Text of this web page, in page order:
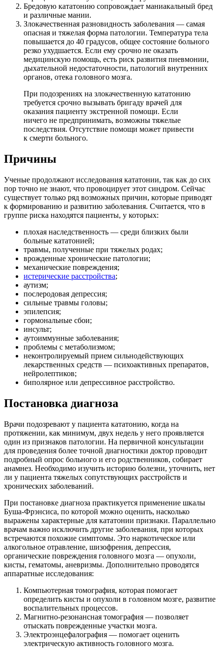
Бредовую кататонию сопровождает маниакальный бред
и различные мании.
Злокачественная разновидность заболевания — самая
опасная и тяжелая форма патологии. Температура тела
повышается до 40 градусов, общее состояние больного
резко ухудшается. Если ему срочно не оказать
медицинскую помощь, есть риск развития пневмонии,
дыхательной недостаточности, патологий внутренних
органов, отека головного мозга.
При подозрениях на злокачественную кататонию
требуется срочно вызывать бригаду врачей для
оказания пациенту экстренной помощи. Если
ничего не предпринимать, возможны тяжелые
последствия. Отсутствие помощи может привести
к смерти больного.
Причины
Ученые продолжают исследования кататонии, так как до сих
пор точно не знают, что провоцирует этот синдром. Сейчас
существует только ряд возможных причин, которые приводят
к формированию и развитию заболевания. Считается, что в
группе риска находятся пациенты, у которых:
плохая наследственность — среди близких были
больные кататонией;
травмы, полученные при тяжелых родах;
врожденные хронические патологии;
механические повреждения;
истерические расстройства;
аутизм;
послеродовая депрессия;
сильные травмы головы;
эпилепсия;
гормональные сбои;
инсульт;
аутоиммунные заболевания;
проблемы с метаболизмом;
неконтролируемый прием сильнодействующих
лекарственных средств — психоактивных препаратов,
нейролептиков;
биполярное или депрессивное расстройство.
Постановка диагноза
Врачи подозревают у пациента кататонию, когда на
протяжении, как минимум, двух недель у него проявляется
один из признаков патологии. На первичной консультации
для проведения более точной диагностики доктор проводит
подробный опрос больного и его родственников, собирает
анамнез. Необходимо изучить историю болезни, уточнить, нет
ли у пациента тяжелых сопутствующих расстройств и
хронических заболеваний.
При постановке диагноза практикуется применение шкалы
Буша-Фрэнсиса, по которой можно оценить, насколько
выражены характерные для кататонии признаки. Параллельно
врачам важно исключить другие заболевания, при которых
встречаются похожие симптомы. Это наркотическое или
алкогольное отравление, шизофрения, депрессия,
органические повреждения головного мозга — опухоли,
кисты, гематомы, аневризмы. Дополнительно проводятся
аппаратные исследования:
Компьютерная томография, которая помогает
определить кисты и опухоли в головном мозге, развитие
воспалительных процессов.
Магнитно-резонансная томография — позволяет
отыскать поврежденные участки мозга.
Электроэнцефалография — помогает оценить
электрическую активность головного мозга.